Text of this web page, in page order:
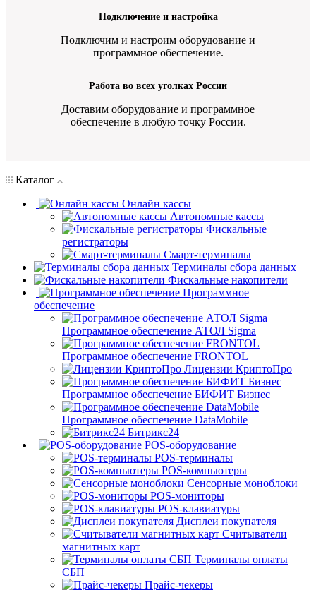
Подключение и настройка
Подключим и настроим оборудование и
программное обеспечение.
Работа во всех уголках России
Доставим оборудование и программное
обеспечение в любую точку России.
Каталог
Онлайн кассы
Автономные кассы
Фискальные
регистраторы
Смарт-терминалы
Терминалы сбора данных
Фискальные накопители
Программное
обеспечение
Программное обеспечение АТОЛ Sigma
Программное обеспечение FRONTOL
Лицензии КриптоПро
Программное обеспечение БИФИТ Бизнес
Программное обеспечение DataMobile
Битрикс24
POS-оборудование
POS-терминалы
POS-компьютеры
Сенсорные моноблоки
POS-мониторы
POS-клавиатуры
Дисплеи покупателя
Считыватели
магнитных карт
Терминалы оплаты
СБП
Прайс-чекеры